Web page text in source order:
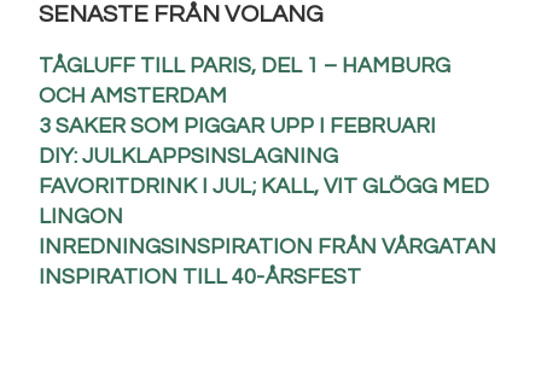
SENASTE FRÅN VOLANG
TÅGLUFF TILL PARIS, DEL 1 – HAMBURG
OCH AMSTERDAM
3 SAKER SOM PIGGAR UPP I FEBRUARI
DIY: JULKLAPPSINSLAGNING
FAVORITDRINK I JUL; KALL, VIT GLÖGG MED
LINGON
INREDNINGSINSPIRATION FRÅN VÅRGATAN
INSPIRATION TILL 40-ÅRSFEST